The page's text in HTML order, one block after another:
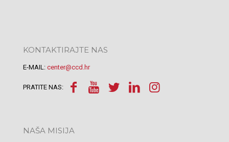
KONTAKTIRAJTE NAS
E-MAIL: center@ccd.hr
PRATITE NAS:
NAŠA MISIJA